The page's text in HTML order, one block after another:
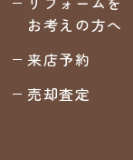
お考えの方へ
来店予約
売却査定